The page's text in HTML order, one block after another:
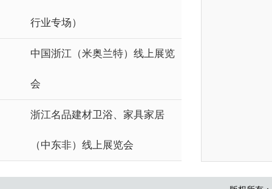
行业专场）
中国浙江（米奥兰特）线上展览
会
浙江名品建材卫浴、家具家居
（中东非）线上展览会